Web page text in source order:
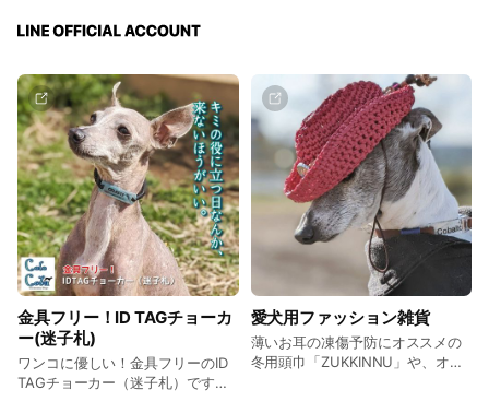
金具フリー！ID TAGチョーカ
ー(迷子札)
ワンコに優しい！金具フリーのID
TAGチョーカー（迷子札）です。
愛犬用ファッション雑貨
薄いお耳の凍傷予防にオススメの
冬用頭巾「ZUKKINNU」や、オー